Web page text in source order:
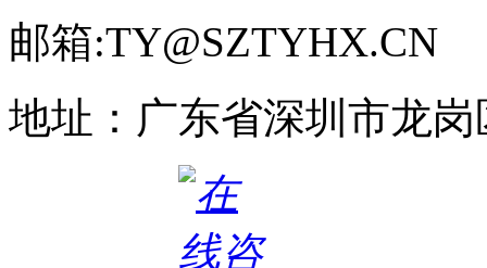
邮箱:TY@SZTYHX.CN
地址：广东省深圳市龙